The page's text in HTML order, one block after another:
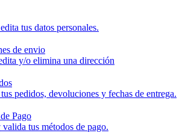
tus datos personales.
de envio
y/o elimina una dirección
pedidos, devoluciones y fechas de entrega.
Pago
tus métodos de pago.